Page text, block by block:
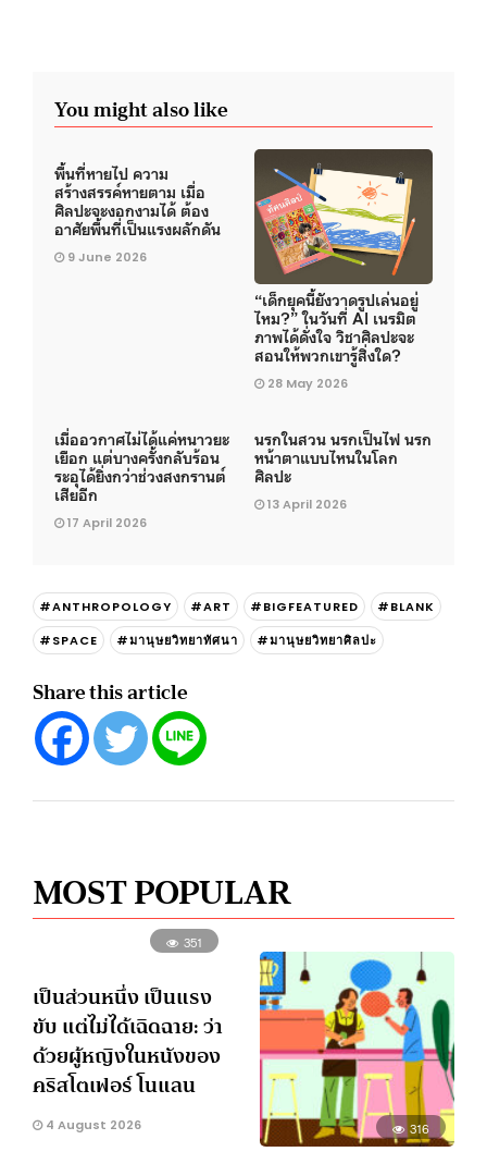
You might also like
พื้นที่หายไป ความ
สร้างสรรค์หายตาม เมื่อ
ศิลปะจะงอกงามได้ ต้อง
อาศัยพื้นที่เป็นแรงผลักดัน
9 June 2026
“เด็กยุคนี้ยังวาดรูปเล่นอยู่
ไหม?” ในวันที่ AI เนรมิต
ภาพได้ดั่งใจ วิชาศิลปะจะ
สอนให้พวกเขารู้สิ่งใด?
28 May 2026
เมื่ออวกาศไม่ได้แค่หนาวยะ
เยือก แต่บางครั้งกลับร้อน
ระอุได้ยิ่งกว่าช่วงสงกรานต์
เสียอีก
17 April 2026
นรกในสวน นรกเป็นไฟ นรก
หน้าตาแบบไหนในโลก
ศิลปะ
13 April 2026
#ANTHROPOLOGY #ART #BIGFEATURED
#BLANK
#SPACE
#มานุษยวิทยาทัศนา #มานุษยวิทยาศิลปะ
Share this article
MOST POPULAR
351
เป็นส่วนหนึ่ง เป็นแรง
ขับ แต่ไม่ได้เฉิดฉาย: ว่า
ด้วยผู้หญิงในหนังของ
คริสโตเฟอร์ โนแลน
4 August 2026 316